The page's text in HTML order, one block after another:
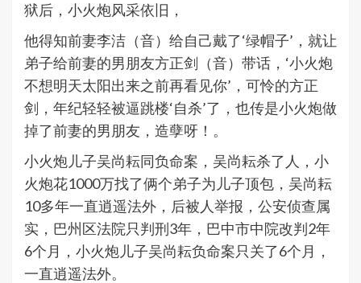
狱后，小火炮风采依旧，
他得知前妻李洁（音）给自己戴了‘绿帽子’，就让
弟子给前妻的男朋友方正剑（音）带话，‘小火炮
不想明天太阳出来之前再看见你’，可怜的方正
剑，年纪轻轻被逼跳楼‘自杀’了，也传是小火炮做
掉了前妻的男朋友，造孽呀！。
小火炮儿子吴尚耘同负命案，吴尚耘杀了人，小
火炮花1000万找了俩个弟子为儿子顶包，吴尚耘
10多年一直逍遥法外，后被人举报，公安侦查属
实，巴州区法院只判刑3年，巴中市中院改判2年
6个月，小火炮儿子吴尚耘负命案只关了6个月，
一直逍遥法外。